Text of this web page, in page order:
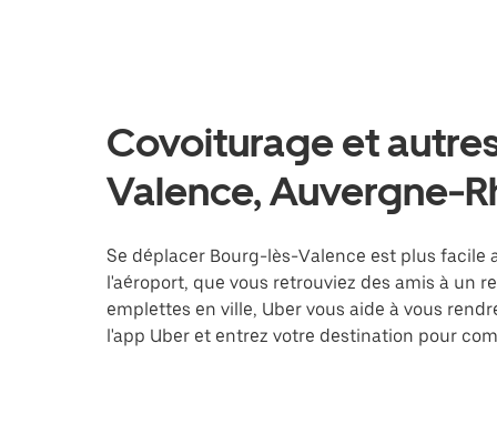
Covoiturage et
Valence, Auvergne-
Se déplacer Bourg-lès-Valence est plus facile
l'aéroport, que vous retrouviez des amis à un
emplettes en ville, Uber vous aide à vous
l'app Uber et entrez votre destination pour